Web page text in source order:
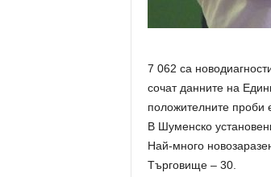
7 062 са
сочат данните на
положителните проби
В Шуменско
Най-много
Търговище – 30.